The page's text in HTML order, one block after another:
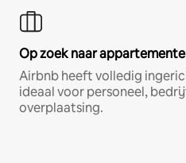
Op zoek naar
Airbnb heeft volledig
ideaal voor personeel,
overplaatsing.